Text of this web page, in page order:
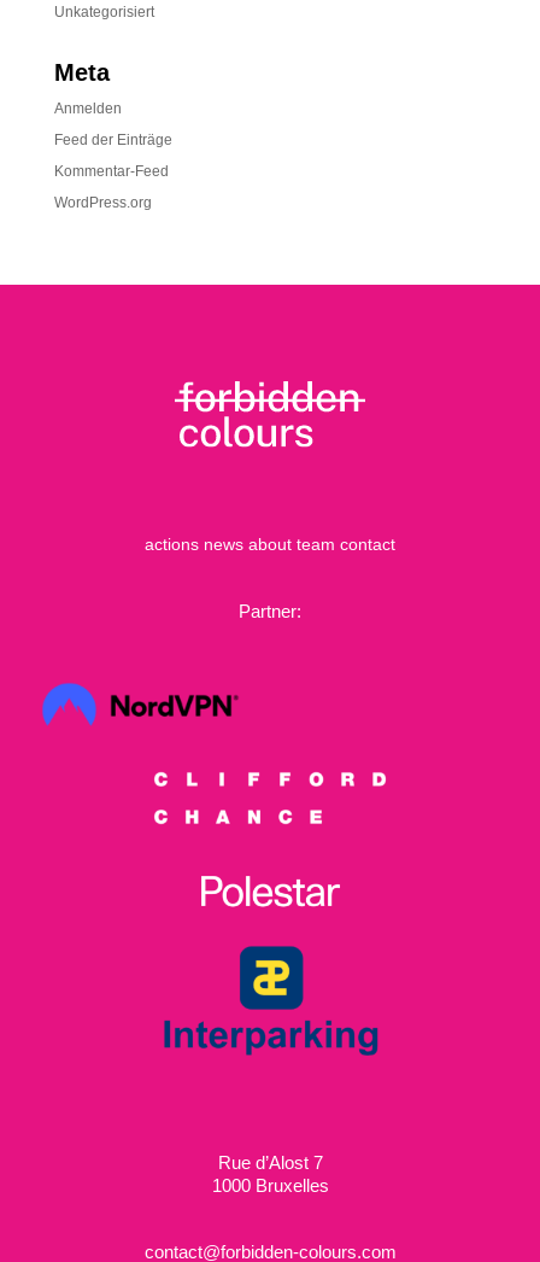
Unkategorisiert
Meta
Anmelden
Feed der Einträge
Kommentar-Feed
WordPress.org
actions news about team contact
Partner:
Rue d’Alost 7
1000 Bruxelles
contact@forbidden-colours.com